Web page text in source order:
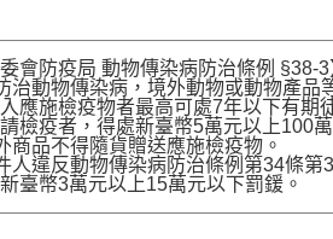
會防疫局 動物傳染病防治條例 §38-3
治動物傳染病，境外動物或動物產品
應施檢疫物者最高可處7年以下有期
檢疫者，得處新臺幣5萬元以上100
商品不得隨貨贈送應施檢疫物。
人違反動物傳染病防治條例第34條
臺幣3萬元以上15萬元以下罰鍰。